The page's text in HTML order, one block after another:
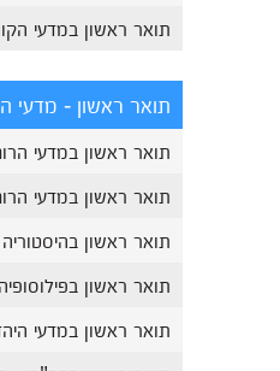
תואר ראשון במדעי
תואר ראשון - מדעי
תואר ראשון במדעי
תואר ראשון במדעי
תואר ראשון בהיסטוריה
תואר ראשון בפילוסופיה
תואר ראשון במדעי